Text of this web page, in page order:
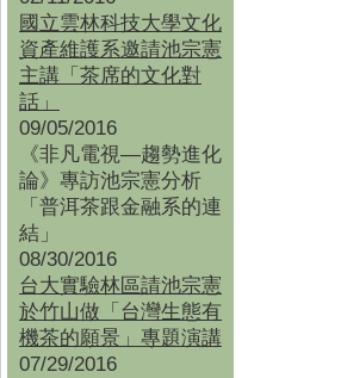
國立雲林科技大學文化
資產維護系邀請池宗憲
主講「茶席的文化對
話」
09/05/2016
《非凡電視—趨勢進化
論》專訪池宗憲分析
「普洱茶跟金融系的連
結」
08/30/2016
台大實驗林區請池宗憲
於竹山做「台灣生態有
機茶的願景」專題演講
07/29/2016